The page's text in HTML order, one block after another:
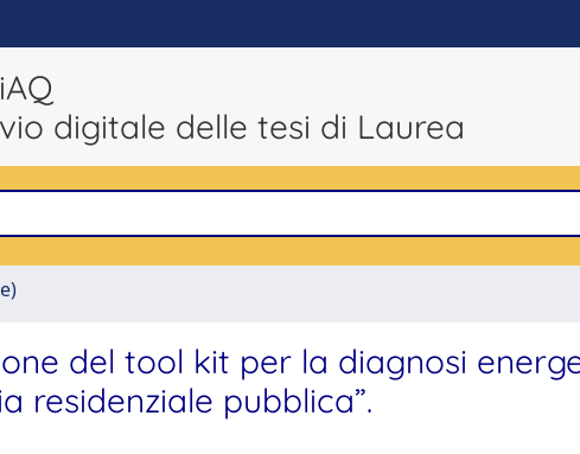
digitale delle tesi di Laurea
del tool kit per la diagnosi
residenziale pubblica”.